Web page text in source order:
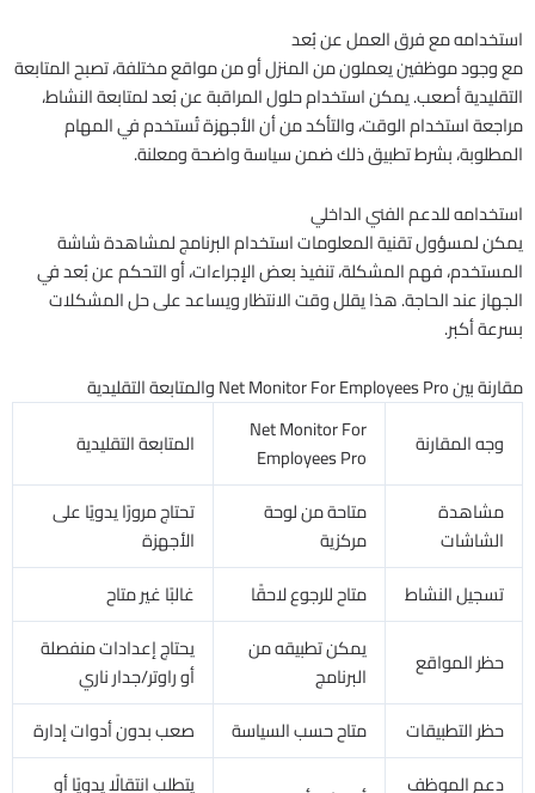
استخدامه مع فرق العمل عن بُعد
مع وجود موظفين يعملون من المنزل أو من مواقع مختلفة، تصبح المتابعة
التقليدية أصعب. يمكن استخدام حلول المراقبة عن بُعد لمتابعة النشاط،
مراجعة استخدام الوقت، والتأكد من أن الأجهزة تُستخدم في المهام
المطلوبة، بشرط تطبيق ذلك ضمن سياسة واضحة ومعلنة.
استخدامه للدعم الفني الداخلي
يمكن لمسؤول تقنية المعلومات استخدام البرنامج لمشاهدة شاشة
المستخدم، فهم المشكلة، تنفيذ بعض الإجراءات، أو التحكم عن بُعد في
الجهاز عند الحاجة. هذا يقلل وقت الانتظار ويساعد على حل المشكلات
بسرعة أكبر.
مقارنة بين Net Monitor For Employees Pro والمتابعة التقليدية
وجه المقارنة
Net Monitor For
Employees Pro
المتابعة التقليدية
مشاهدة
الشاشات
متاحة من لوحة
مركزية
تحتاج مرورًا يدويًا على
الأجهزة
تسجيل النشاط
متاح للرجوع لاحقًا غالبًا غير متاح
حظر المواقع
يمكن تطبيقه من
البرنامج
يحتاج إعدادات منفصلة
أو راوتر/جدار ناري
حظر التطبيقات
متاح حسب السياسة
صعب بدون أدوات إدارة
دعم الموظف
يتطلب انتقالًا يدويًا أو